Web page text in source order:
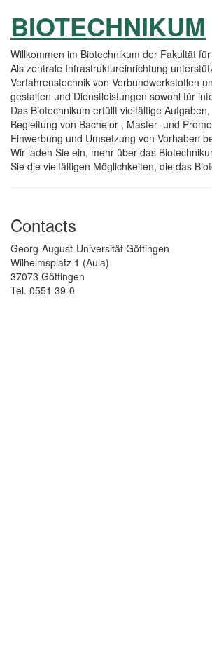
BIOTECHNIKUM
Willkommen im Biotechnikum der Fakultät
Als zentrale Infrastruktureinrichtung
Verfahrenstechnik von Verbundwerkstoffen
gestalten und Dienstleistungen sowohl für
Das Biotechnikum erfüllt vielfältige
Begleitung von Bachelor-, Master- und
Einwerbung und Umsetzung von Vorhaben
Wir laden Sie ein, mehr über das
Sie die vielfältigen Möglichkeiten, die das
Contacts
Georg-August-Universität Göttingen
Wilhelmsplatz 1 (Aula)
37073 Göttingen
Tel. 0551 39-0